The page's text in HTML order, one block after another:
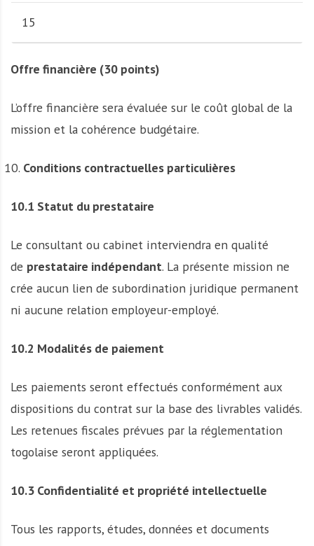
15
Offre financière (30 points)
L’offre financière sera évaluée sur le coût global de la
mission et la cohérence budgétaire.
Conditions contractuelles particulières
10.1 Statut du prestataire
Le consultant ou cabinet interviendra en qualité
de prestataire indépendant. La présente mission ne
crée aucun lien de subordination juridique permanent
ni aucune relation employeur-employé.
10.2 Modalités de paiement
Les paiements seront effectués conformément aux
dispositions du contrat sur la base des livrables validés.
Les retenues fiscales prévues par la réglementation
togolaise seront appliquées.
10.3 Confidentialité et propriété intellectuelle
Tous les rapports, études, données et documents